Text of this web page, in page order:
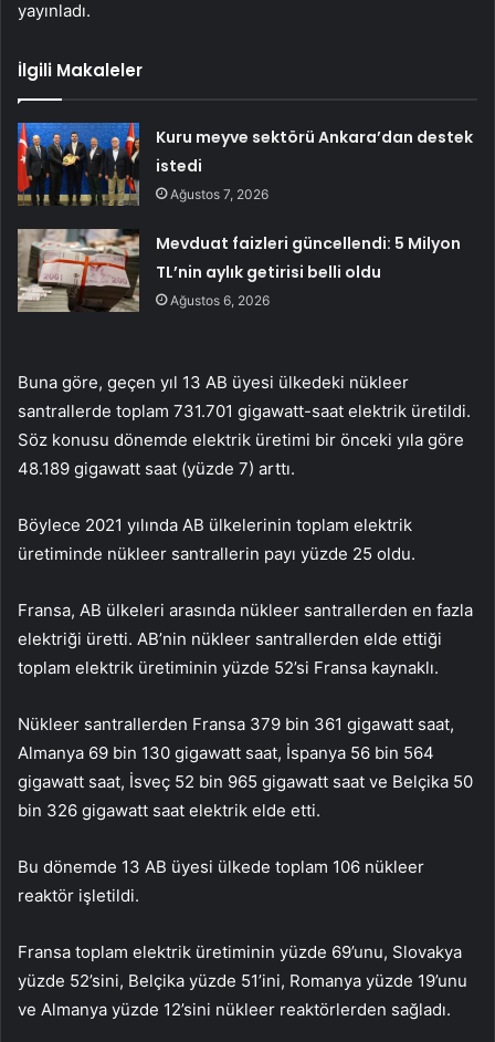
yayınladı.
İlgili Makaleler
Kuru meyve sektörü Ankara’dan destek
istedi
Ağustos 7, 2026
Mevduat faizleri güncellendi: 5 Milyon
TL’nin aylık getirisi belli oldu
Ağustos 6, 2026
Buna göre, geçen yıl 13 AB üyesi ülkedeki nükleer
santrallerde toplam 731.701 gigawatt-saat elektrik üretildi.
Söz konusu dönemde elektrik üretimi bir önceki yıla göre
48.189 gigawatt saat (yüzde 7) arttı.
Böylece 2021 yılında AB ülkelerinin toplam elektrik
üretiminde nükleer santrallerin payı yüzde 25 oldu.
Fransa, AB ülkeleri arasında nükleer santrallerden en fazla
elektriği üretti. AB’nin nükleer santrallerden elde ettiği
toplam elektrik üretiminin yüzde 52’si Fransa kaynaklı.
Nükleer santrallerden Fransa 379 bin 361 gigawatt saat,
Almanya 69 bin 130 gigawatt saat, İspanya 56 bin 564
gigawatt saat, İsveç 52 bin 965 gigawatt saat ve Belçika 50
bin 326 gigawatt saat elektrik elde etti.
Bu dönemde 13 AB üyesi ülkede toplam 106 nükleer
reaktör işletildi.
Fransa toplam elektrik üretiminin yüzde 69’unu, Slovakya
yüzde 52’sini, Belçika yüzde 51’ini, Romanya yüzde 19’unu
ve Almanya yüzde 12’sini nükleer reaktörlerden sağladı.